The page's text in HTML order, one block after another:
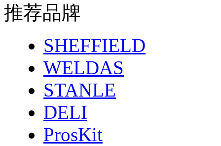
推荐品牌
SHEFFIELD
WELDAS
STANLE
DELI
ProsKit